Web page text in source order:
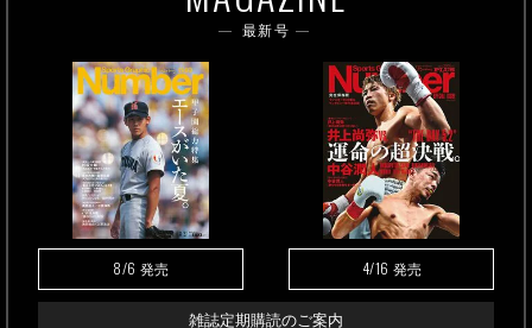
最新号
8/6 発売 4/16 発売
雑誌定期購読のご案内